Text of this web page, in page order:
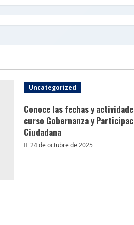
Uncategorized
Conoce las fechas y
curso Gobernanza y
Ciudadana
24 de octubre de 2025